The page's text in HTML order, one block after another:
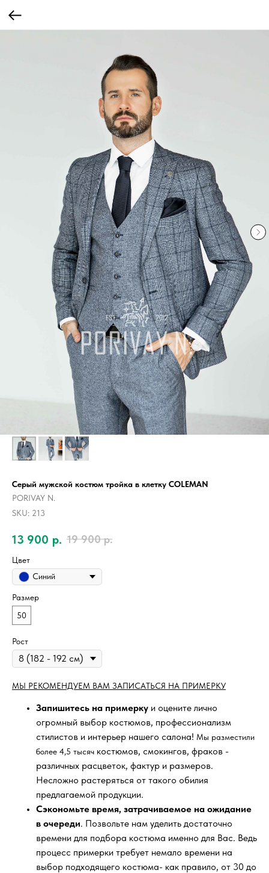
Серый мужской костюм тройка в клетку COLEMAN
PORIVAY N.
SKU: 213
13 900 р. 19 900 р.
Цвет
Синий
Размер
50
Рост
МЫ РЕКОМЕНДУЕМ ВАМ ЗАПИСАТЬСЯ НА ПРИМЕРКУ
Запишитесь на примерку и оцените лично
огромный выбор костюмов, профессионализм
стилистов и интерьер нашего салона! Мы разместили
более 4,5 тысяч костюмов, смокингов, фраков -
различных расцветок, фактур и размеров.
Несложно растеряться от такого обилия
предлагаемой продукции.
Сэкономьте время, затрачиваемое на ожидание
в очереди. Позвольте нам уделить достаточно
времени для подбора костюма именно для Вас. Ведь
процесс примерки требует немало времени на
выбор подходящего костюма- как правило, от 30 до